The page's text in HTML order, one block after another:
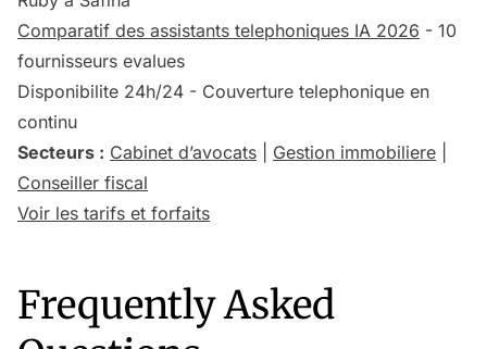
Comparatif des assistants telephoniques IA 2026 - 10
fournisseurs evalues
Disponibilite 24h/24 - Couverture telephonique en
continu
Secteurs : Cabinet d’avocats Gestion immobiliere
Conseiller fiscal
Voir les tarifs et forfaits
Frequently Asked